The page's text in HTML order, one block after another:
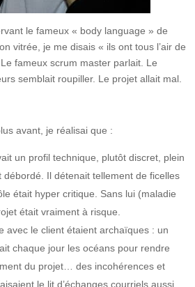
le fameux « body language » de
vitrée, je me disais « ils ont tous l’air de
fameux scrum master parlait. Le
semblait roupiller. Le projet allait mal.
avant, je réalisai que :
un profil technique, plutôt discret, plein
débordé. Il détenait tellement de ficelles
était hyper critique. Sans lui (maladie
était vraiment à risque.
avec le client étaient archaïques : un
chaque jour les océans pour rendre
du projet… des incohérences et
le lit d’échanges courriels aussi